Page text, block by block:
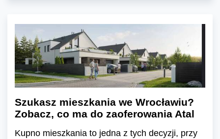
Szukasz mieszkania we Wrocławiu?
Zobacz, co ma do zaoferowania Atal
Kupno mieszkania to jedna z tych decyzji, przy